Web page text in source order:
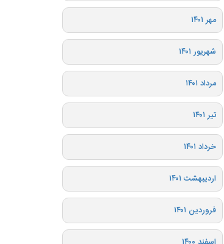
مهر ۱۴۰۱
شهریور ۱۴۰۱
مرداد ۱۴۰۱
تیر ۱۴۰۱
خرداد ۱۴۰۱
اردیبهشت ۱۴۰۱
فروردین ۱۴۰۱